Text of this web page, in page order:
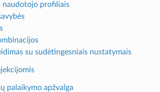
naudotojo profiliais
su sudėtingesniais nustatymais
palaikymo apžvalga